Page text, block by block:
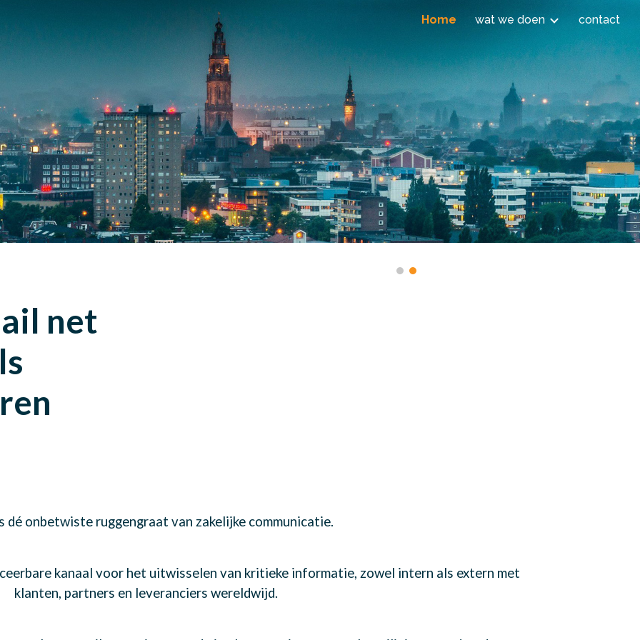
Skip to navigation Home wat we doen contact
net
dé onbetwiste ruggengraat van zakelijke communicatie.
kanaal voor het uitwisselen van kritieke informatie, zowel intern als extern met
klanten, partners en leveranciers wereldwijd.